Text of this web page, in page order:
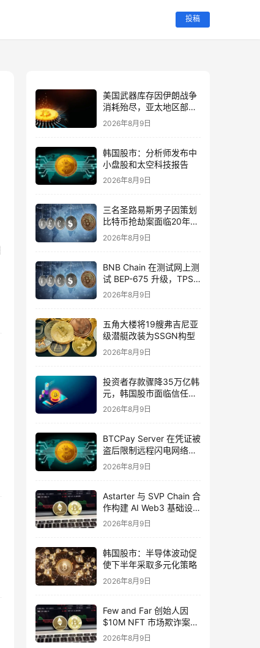
投稿
美国武器库存因伊朗战争
消耗殆尽，亚太地区部队
受到影响
2026年8月9日
韩国股市：分析师发布中
小盘股和太空科技报告
2026年8月9日
三名圣路易斯男子因策划
比特币抢劫案面临20年监
禁
2026年8月9日
BNB Chain 在测试网上测
试 BEP-675 升级，TPS
提升 88%
2026年8月9日
五角大楼将19艘弗吉尼亚
级潜艇改装为SSGN构型
2026年8月9日
投资者存款骤降35万亿韩
元，韩国股市面临信任危
机
2026年8月9日
BTCPay Server 在凭证被
盗后限制远程闪电网络访
问
2026年8月9日
Astarter 与 SVP Chain 合
作构建 AI Web3 基础设
施
2026年8月9日
韩国股市：半导体波动促
使下半年采取多元化策略
2026年8月9日
Few and Far 创始人因
$10M NFT 市场欺诈案被
起诉
2026年8月9日